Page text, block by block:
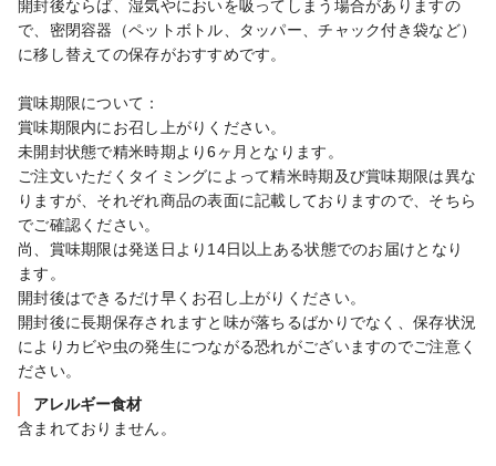
開封後ならば、湿気やにおいを吸ってしまう場合がありますの
で、密閉容器（ペットボトル、タッパー、チャック付き袋など）
に移し替えての保存がおすすめです。
賞味期限について：
賞味期限内にお召し上がりください。
未開封状態で精米時期より6ヶ月となります。
ご注文いただくタイミングによって精米時期及び賞味期限は異な
りますが、それぞれ商品の表面に記載しておりますので、そちら
でご確認ください。
尚、賞味期限は発送日より14日以上ある状態でのお届けとなり
ます。
開封後はできるだけ早くお召し上がりください。
開封後に長期保存されますと味が落ちるばかりでなく、保存状況
によりカビや虫の発生につながる恐れがございますのでご注意く
ださい。
アレルギー食材
含まれておりません。